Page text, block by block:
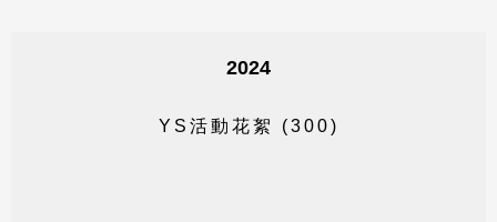
2024
Y S 活動 花絮 (300)